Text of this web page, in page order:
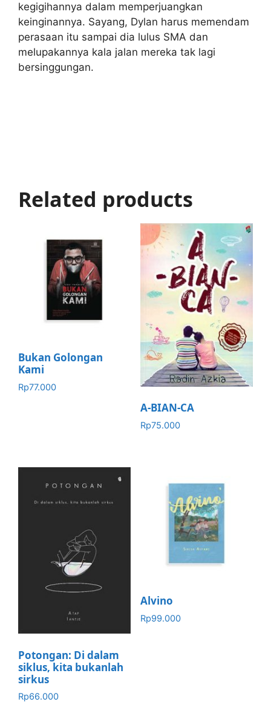
kegigihannya dalam memperjuangkan
keinginannya. Sayang, Dylan harus memendam
perasaan itu sampai dia lulus SMA dan
melupakannya kala jalan mereka tak lagi
bersinggungan.
Related products
Bukan Golongan
Kami
Rp77.000
A-BIAN-CA
Rp75.000
Potongan: Di dalam
siklus, kita bukanlah
sirkus
Rp66.000
Alvino
Rp99.000